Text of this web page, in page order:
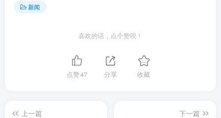
新闻
喜欢的话，点个赞呗！
点赞47 分享 收藏
上一篇
下一篇